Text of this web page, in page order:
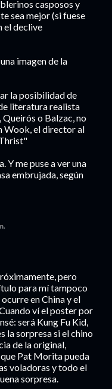
casposos y
sea mejor (si fuese
el declive
imagen de la
la posibilidad de
literatura realista
Queirós o Balzac, no
Wook, el director al
Y me puse a ver una
embrujada, según
pero
para mí tampoco
en China y el
ví el poster por
será Kung Fu Kid,
la sorpresa si el chino
de la original,
Pat Morita pueda
voladoras y todo el
sorpresa.